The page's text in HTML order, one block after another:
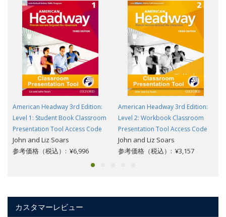
American Headway 3rd Edition:
Level 1: Student Book Classroom
Presentation Tool Access Code
John and Liz Soars
参考価格（税込）: ¥6,996
American Headway 3rd Edition:
Level 2: Workbook Classroom
Presentation Tool Access Code
John and Liz Soars
参考価格（税込）: ¥3,157
カスタマーレビュー